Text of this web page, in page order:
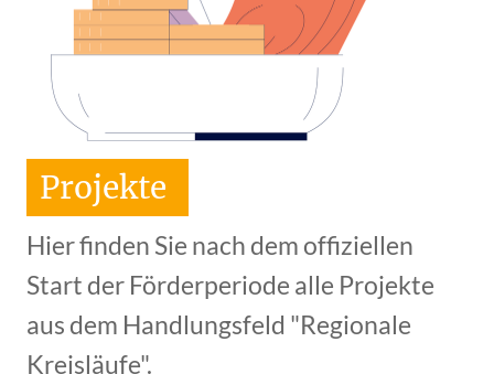
Projekte
Hier finden Sie nach dem offiziellen
Start der Förderperiode alle Projekte
aus dem Handlungsfeld "Regionale
Kreisläufe".